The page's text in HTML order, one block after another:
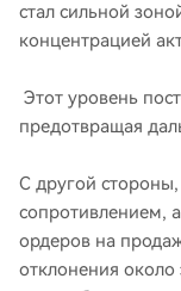
стал сильной
концентрацией
Этот уровень
предотвращая
С другой
сопротивлением,
ордеров на
отклонения около